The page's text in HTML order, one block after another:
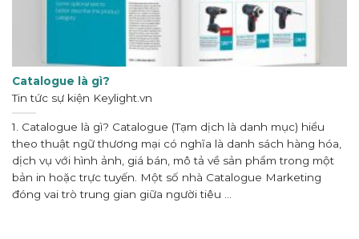
Catalogue là gì?
Tin tức sự kiện Keylight.vn
1. Catalogue là gì? Catalogue (Tạm dịch là danh mục) hiểu
theo thuật ngữ thương mại có nghĩa là danh sách hàng hóa,
dịch vụ với hình ảnh, giá bán, mô tả về sản phẩm trong một
bản in hoặc trực tuyến. Một số nhà Catalogue Marketing
đóng vai trò trung gian giữa người tiêu ...